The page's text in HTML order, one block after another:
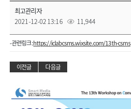
최고관리자
2021-12-02 13:16
11,944
- 관련링크 :https://iclabcsms.wixsite.com/13th-csms
이전글 다음글